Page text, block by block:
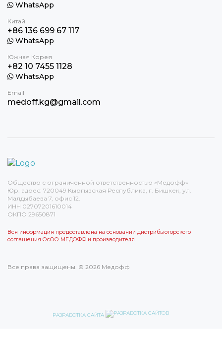
WhatsApp
Китай
+86 136 699 67 117
WhatsApp
Южная Корея
+82 10 7455 1128
WhatsApp
Email
medoff.kg@gmail.com
Общество с ограниченной ответственностью «Медофф»
Юр. адрес: 720049 Кыргызская Республика, г. Бишкек, ул.
Малдыбаева 7, офис 12.
ИНН 02707201610014
ОКПО 29650871
Вся информация предоставлена на основании дистрибьюторского
соглашения ОсОО МЕДОФФ и производителя.
Все права защищены. © 2026 Медофф
РАЗРАБОТКА САЙТА